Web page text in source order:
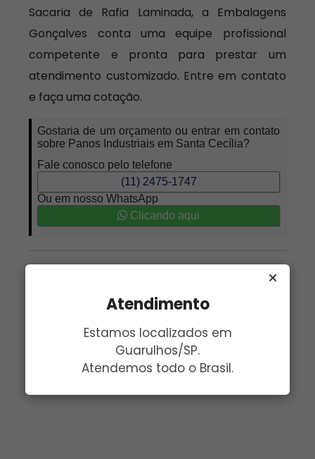
Atendimento
Estamos localizados em
Guarulhos/SP.
Atendemos todo o Brasil.
Sacaria de Rafia Laminada, a Embalagens
Gonçalves conta uma equipe profissional
competente e pronta para prestar um
atendimento customizado. Entre em contato
e faça uma cotação.
Gostaria de um orçamento ou entrar em contato
sobre Panos Industriais em Santa Cecília?
Fale conosco pelo telefone
(11) 2475-1747
Ou em nosso WhatsApp
Clicando aqui
* Assunto:*